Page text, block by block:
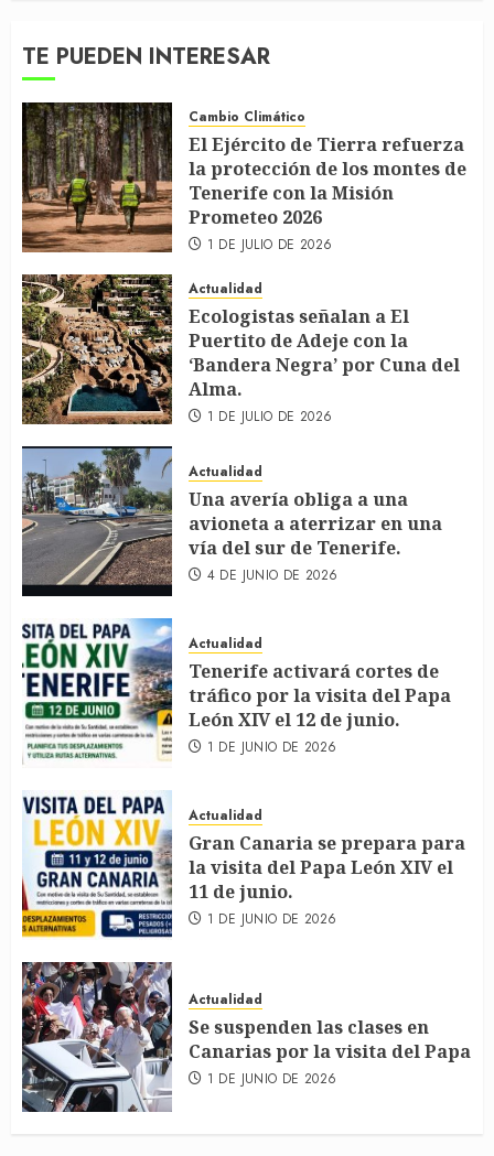
TE PUEDEN INTERESAR
Cambio Climático
El Ejército de Tierra refuerza
la protección de los montes de
Tenerife con la Misión
Prometeo 2026
1 DE JULIO DE 2026
Actualidad
Ecologistas señalan a El
Puertito de Adeje con la
‘Bandera Negra’ por Cuna del
Alma.
1 DE JULIO DE 2026
Actualidad
Una avería obliga a una
avioneta a aterrizar en una
vía del sur de Tenerife.
4 DE JUNIO DE 2026
Actualidad
Tenerife activará cortes de
tráfico por la visita del Papa
León XIV el 12 de junio.
1 DE JUNIO DE 2026
Actualidad
Gran Canaria se prepara para
la visita del Papa León XIV el
11 de junio.
1 DE JUNIO DE 2026
Actualidad
Se suspenden las clases en
Canarias por la visita del Papa
1 DE JUNIO DE 2026